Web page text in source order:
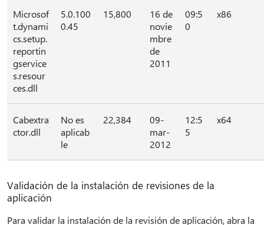
Microsof
t.dynami
cs.setup.
reportin
gservice
s.resour
ces.dll
5.0.100
0.45
15,800
16 de
novie
mbre
de
2011
09:5
0
x86
Cabextra
ctor.dll
No es
aplicab
le
22,384
09-
mar-
2012
12:5
5
x64
Validación de la instalación de revisiones de la
aplicación
Para validar la instalación de la revisión de aplicación, abra la